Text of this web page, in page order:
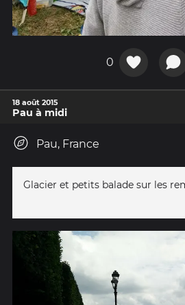
0
18 août 2015
Pau à midi
Pau, France
Glacier et petits balade sur les